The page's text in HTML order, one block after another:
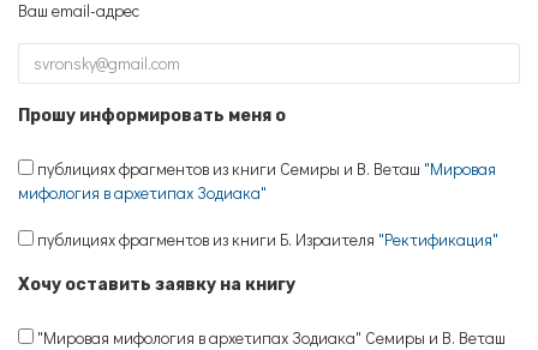
Ваш email-адрес
Прошу информировать меня о
публициях фрагментов из книги Семиры и В. Веташ "Мировая
мифология в архетипах Зодиака"
публициях фрагментов из книги Б. Израителя "Ректификация"
Хочу оставить заявку на книгу
"Мировая мифология в архетипах Зодиака" Семиры и В. Веташ